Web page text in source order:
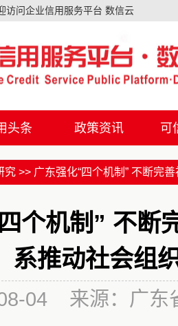
问企业信用服务平台 数信云
头条 政策资讯 可
究 >> 广东强化“四个机制” 不断完
个机制” 不断
系推动社会组
04 来源：广